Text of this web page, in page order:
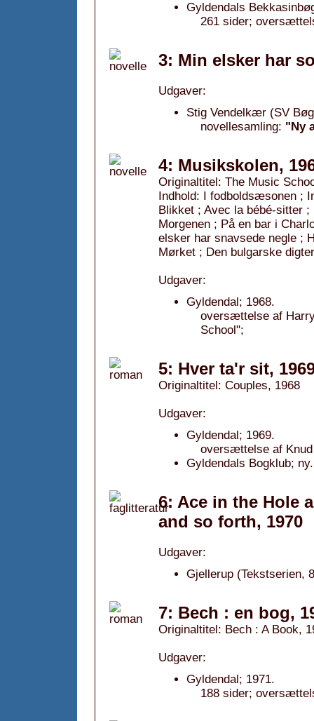
Gyldendals
261 sider;
3: Min elsker har
Udgaver:
Stig Vendelkær (SV
novellesamling: "Ny
4: Musikskolen,
Originaltitel: The Music
Indhold: I fodboldsæsonen ;
Blikket ; Avec la bébé-sitter
Morgenen ; På en bar i
elsker har snavsede negle ;
Mørket ; Den bulgarske
Udgaver:
Gyldendal; 1968.
oversættelse af
School";
5: Hver ta'r sit,
Originaltitel: Couples, 1968
Udgaver:
Gyldendal; 1969.
oversættelse af
Gyldendals Bogklub;
6: Ace in the Hole
and so forth, 1970
Udgaver:
Gjellerup (Tekstserien,
7: Bech : en bog,
Originaltitel: Bech : A Book,
Udgaver:
Gyldendal; 1971.
188 sider;